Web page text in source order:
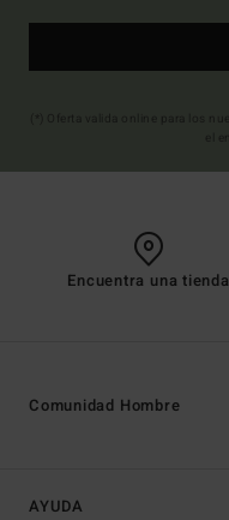
Encuentra una tienda
AYUDA
Comunidad Hombre